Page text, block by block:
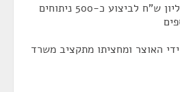
לקיצור תורים - כ-2.5 מיליון ש"ח לביצוע כ-500 ניתוחים
ידי האוצר ומחציתו מתקציב משרד